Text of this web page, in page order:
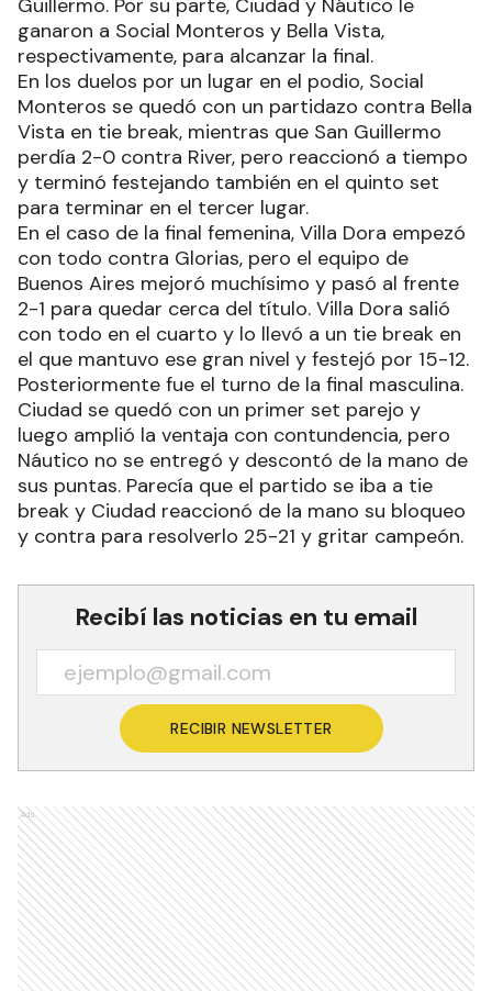
ganaron a Social Monteros y Bella Vista,
respectivamente, para alcanzar la final.
En los duelos por un lugar en el podio, Social
Monteros se quedó con un partidazo contra Bella
Vista en tie break, mientras que San Guillermo
perdía 2-0 contra River, pero reaccionó a tiempo
y terminó festejando también en el quinto set
para terminar en el tercer lugar.
En el caso de la final femenina, Villa Dora empezó
con todo contra Glorias, pero el equipo de
Buenos Aires mejoró muchísimo y pasó al frente
2-1 para quedar cerca del título. Villa Dora salió
con todo en el cuarto y lo llevó a un tie break en
el que mantuvo ese gran nivel y festejó por 15-12.
Posteriormente fue el turno de la final masculina.
Ciudad se quedó con un primer set parejo y
luego amplió la ventaja con contundencia, pero
Náutico no se entregó y descontó de la mano de
sus puntas. Parecía que el partido se iba a tie
break y Ciudad reaccionó de la mano su bloqueo
y contra para resolverlo 25-21 y gritar campeón.
Recibí las noticias en tu email
RECIBIR NEWSLETTER
Ads